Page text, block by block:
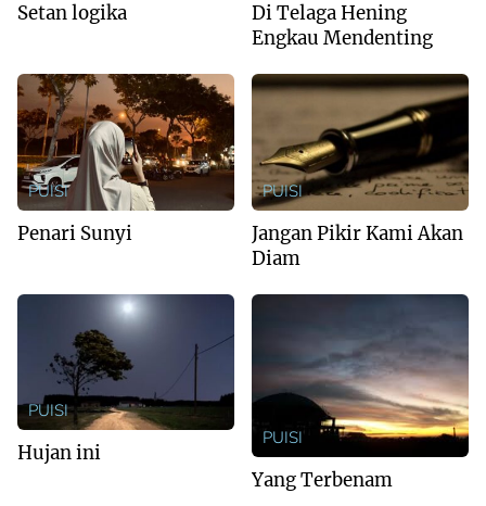
Setan logika
Di Telaga Hening
Engkau Mendenting
PUISI
Penari Sunyi
PUISI
Jangan Pikir Kami Akan
Diam
PUISI
Hujan ini
PUISI
Yang Terbenam